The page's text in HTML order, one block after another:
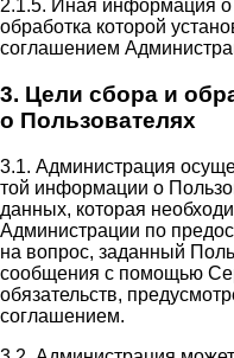
2.1.5. Иная информация о
обработка которой
соглашением
3. Цели сбора и
о Пользователях
3.1. Администрация
той информации о
данных, которая
Администрации по
на вопрос, заданный
сообщения с помощью
обязательств,
соглашением.